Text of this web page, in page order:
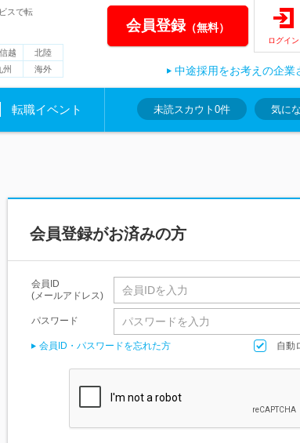
スで転
越
北陸
州 海外
会員登録（無料）
ログイン
中途採用をお考えの企業
転職イベント 未読スカウト 0件 気に
会員登録がお済みの方
会員ID
(メールアドレス)
パスワード
会員ID・パスワードを忘れた方 自動